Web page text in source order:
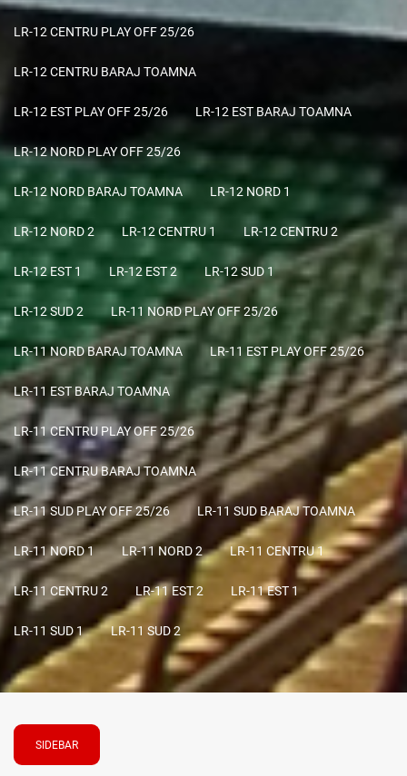
LR-12 CENTRU PLAY OFF 25/26
LR-12 CENTRU BARAJ TOAMNA
LR-12 EST PLAY OFF 25/26 LR-12 EST BARAJ TOAMNA
LR-12 NORD PLAY OFF 25/26
LR-12 NORD BARAJ TOAMNA LR-12 NORD 1
LR-12 NORD 2 LR-12 CENTRU 1 LR-12 CENTRU 2
LR-12 EST 1 LR-12 EST 2 LR-12 SUD 1
LR-12 SUD 2 LR-11 NORD PLAY OFF 25/26
LR-11 NORD BARAJ TOAMNA LR-11 EST PLAY OFF 25/26
LR-11 EST BARAJ TOAMNA
LR-11 CENTRU PLAY OFF 25/26
LR-11 CENTRU BARAJ TOAMNA
LR-11 SUD PLAY OFF 25/26 LR-11 SUD BARAJ TOAMNA
LR-11 NORD 1 LR-11 NORD 2 LR-11 CENTRU 1
LR-11 CENTRU 2 LR-11 EST 2 LR-11 EST 1
LR-11 SUD 1 LR-11 SUD 2
SIDEBAR